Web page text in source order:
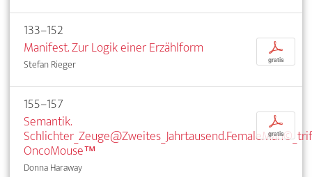
133–152
Manifest. Zur Logik einer Erzählform
Stefan Rieger
p
gratis
155–157
Semantik.
OncoMouse™
Donna Haraway
p
gratis